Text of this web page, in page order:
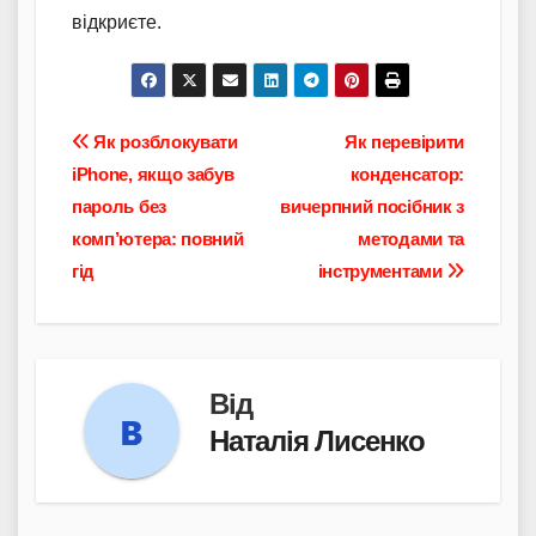
відкриєте.
Навігація
записів
Як перевірити
конденсатор:
вичерпний посібник з
методами та
інструментами
Як розблокувати
iPhone, якщо забув
пароль без
комп’ютера: повний
гід
Від
Наталія Лисенко